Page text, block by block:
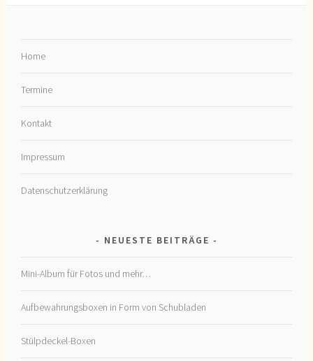
Home
Termine
Kontakt
Impressum
Datenschutzerklärung
NEUESTE BEITRÄGE
Mini-Album für Fotos und mehr…
Aufbewahrungsboxen in Form von Schubladen
Stülpdeckel-Boxen